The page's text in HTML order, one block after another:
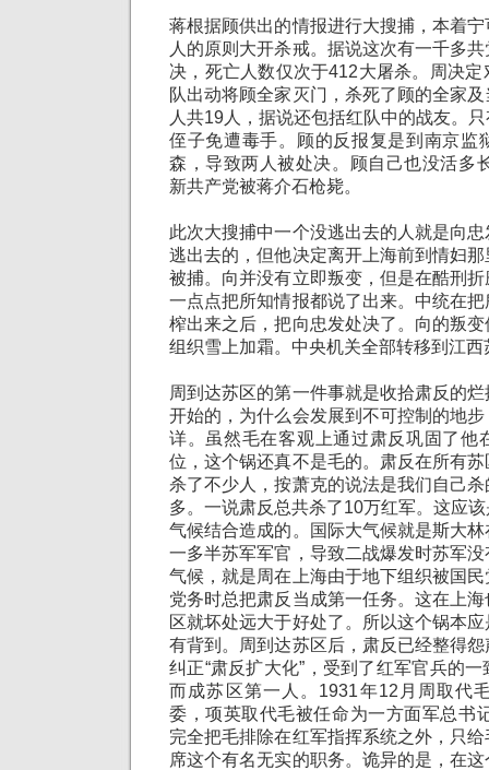
蒋根据顾供出的情报进行大搜捕，本着
人的原则大开杀戒。据说这次有一千多
决，死亡人数仅次于412大屠杀。周决
队出动将顾全家灭门，杀死了顾的全家
人共19人，据说还包括红队中的战友。
侄子免遭毒手。顾的反报复是到南京监
森，导致两人被处决。顾自己也没活多
新共产党被蒋介石枪毙。
此次大搜捕中一个没逃出去的人就是向
逃出去的，但他决定离开上海前到情妇
被捕。向并没有立即叛变，但是在酷刑
一点点把所知情报都说了出来。中统在
榨出来之后，把向忠发处决了。向的叛
组织雪上加霜。中央机关全部转移到江西
周到达苏区的第一件事就是收拾肃反的
开始的，为什么会发展到不可控制的地
详。虽然毛在客观上通过肃反巩固了他
位，这个锅还真不是毛的。肃反在所有
杀了不少人，按萧克的说法是我们自己
多。一说肃反总共杀了10万红军。这应
气候结合造成的。国际大气候就是斯大
一多半苏军军官，导致二战爆发时苏军
气候，就是周在上海由于地下组织被国
党务时总把肃反当成第一任务。这在上
区就坏处远大于好处了。所以这个锅本
有背到。周到达苏区后，肃反已经整得
纠正“肃反扩大化”，受到了红军官兵的
而成苏区第一人。1931年12月周取代
委，项英取代毛被任命为一方面军总书
完全把毛排除在红军指挥系统之外，只
席这个有名无实的职务。诡异的是，在